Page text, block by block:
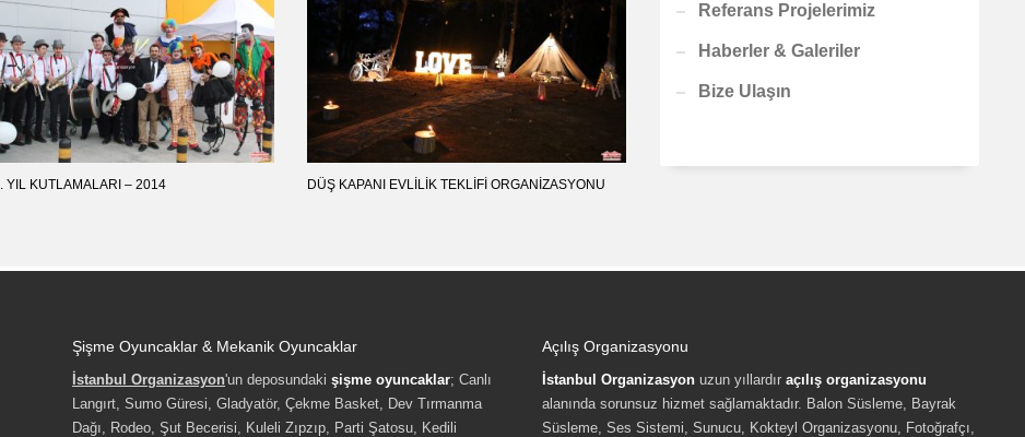
YIL KUTLAMALARI – 2014 DÜŞ KAPANI EVLILIK TEKLIFI ORGANIZASYONU
Referans Projelerimiz
Haberler & Galeriler
Bize Ulaşın
Şişme Oyuncaklar & Mekanik Oyuncaklar
İstanbul Organizasyon'un deposundaki şişme oyuncaklar; Canlı
Langırt, Sumo Güresi, Gladyatör, Çekme Basket, Dev Tırmanma
Dağı, Rodeo, Şut Becerisi, Kuleli Zıpzıp, Parti Şatosu, Kedili
Açılış Organizasyonu
İstanbul Organizasyon uzun yıllardır açılış organizasyonu
alanında sorunsuz hizmet sağlamaktadır. Balon Süsleme, Bayrak
Süsleme, Ses Sistemi, Sunucu, Kokteyl Organizasyonu, Fotoğrafçı,